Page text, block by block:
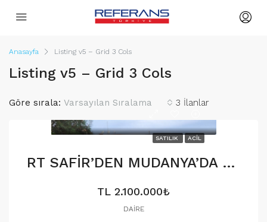
Anasayfa Listing v5 – Grid 3 Cols
Listing v5 – Grid 3 Cols
3 İlanlar
Göre sırala: Varsayılan Sıralama
SATILIK ACIL
RT SAFİR’DEN MUDANYA’DA 3+1 DAİRE
TL 2.100.000₺
DAIRE